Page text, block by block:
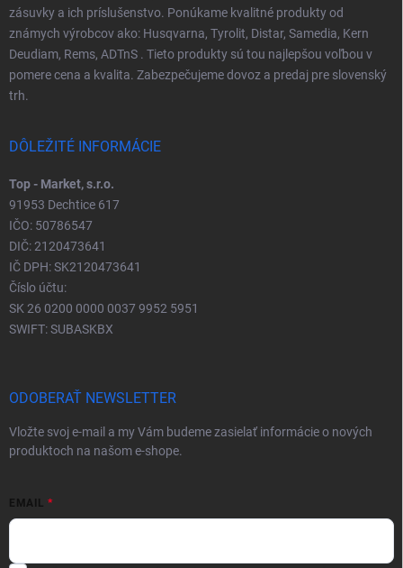
zásuvky a ich príslušenstvo. Ponúkame kvalitné produkty od
známych výrobcov ako: Husqvarna, Tyrolit, Distar, Samedia, Kern
Deudiam, Rems, ADTnS . Tieto produkty sú tou najlepšou voľbou v
pomere cena a kvalita. Zabezpečujeme dovoz a predaj pre slovenský
trh.
DÔLEŽITÉ INFORMÁCIE
Top - Market, s.r.o.
91953 Dechtice 617
IČO: 50786547
DIČ: 2120473641
IČ DPH: SK2120473641
Číslo účtu:
SK 26 0200 0000 0037 9952 5951
SWIFT: SUBASKBX
ODOBERAŤ NEWSLETTER
Vložte svoj e-mail a my Vám budeme zasielať informácie o nových
produktoch na našom e-shope.
EMAIL